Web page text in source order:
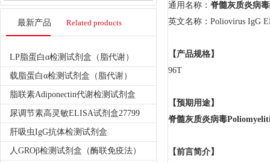
最新产品 Related products
LP脂蛋白α检测试剂盒（脂代谢）
载脂蛋白α检测试剂盒（脂代谢）
脂联素Adiponectin代谢检测试剂盒
尿调节素高灵敏ELISA试剂盒27799
肝吸虫IgG抗体检测试剂盒
人GROβ检测试剂盒（酶联免疫法）
通用名称： 脊髓灰质炎病
英文名称：Poliovirus IgG
【产品规格】
96T
【预期用途】
脊髓灰质炎病毒
【前言简介】